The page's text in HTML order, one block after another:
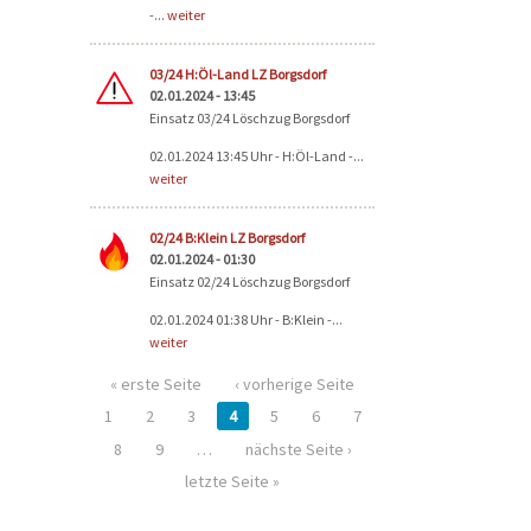
-... weiter
03/24 H:Öl-Land LZ Borgsdorf
02.01.2024 - 13:45
Einsatz 03/24 Löschzug Borgsdorf
02.01.2024 13:45 Uhr - H:Öl-Land -...
weiter
02/24 B:Klein LZ Borgsdorf
02.01.2024 - 01:30
Einsatz 02/24 Löschzug Borgsdorf
02.01.2024 01:38 Uhr - B:Klein -...
weiter
« erste Seite
‹ vorherige Seite
1
2 3 4 5 6
7
8
9 …
nächste Seite ›
letzte Seite »